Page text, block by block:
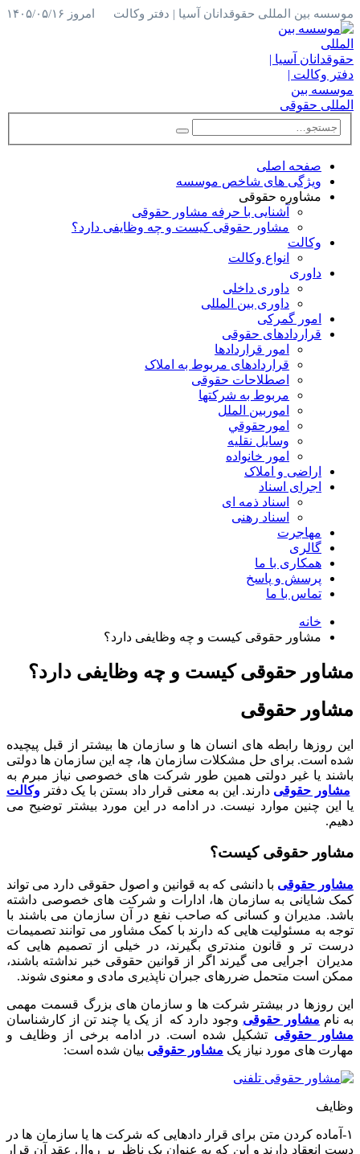
موسسه بین المللی حقوقدانان آسیا | دفتر وکالت امروز ۱۴۰۵/۰۵/۱۶
صفحه اصلی
ویژگی های شاخص موسسه
مشاوره حقوقی
آشنایی با حرفه مشاور حقوقی
مشاور حقوقی کیست و چه وظایفی دارد؟
وکالت
انواع وکالت
داوری
داوری داخلی
داوری بین المللی
امور گمرکی
قراردادهای حقوقی
امور قراردادها
قراردادهای مربوط به املاک
اصطلاحات حقوقی
مربوط به شرکتها
اموربین الملل
امورحقوقي
وسایل نقلیه
امور خانواده
اراضی و املاک
اجرای اسناد
اسناد ذمه ای
اسناد رهنی
مهاجرت
گالری
همکاری با ما
پرسش و پاسخ
تماس با ما
خانه
مشاور حقوقی کیست و چه وظایفی دارد؟
مشاور حقوقی کیست و چه وظایفی دارد؟
مشاور حقوقی
این روزها رابطه های انسان ها و سازمان ها بیشتر از قبل پیچیده
شده است. برای حل مشکلات سازمان ها، چه این سازمان ها دولتی
باشند یا غیر دولتی همین طور شرکت های خصوصی نیاز مبرم به
مشاور حقوقی دارند. این به معنی قرار داد بستن با یک دفتر وکالت
یا این چنین موارد نیست. در ادامه در این مورد بیشتر توضیح می
دهیم.
مشاور حقوقی کیست؟
مشاور حقوقی با دانشی که به قوانین و اصول حقوقی دارد می تواند
کمک شایانی به سازمان ها، ادارات و شرکت های خصوصی داشته
باشد. مدیران و کسانی که صاحب نفع در آن سازمان می باشند با
توجه به مسئولیت هایی که دارند با کمک مشاور می توانند تصمیمات
درست تر و قانون مندتری بگیرند، در خیلی از تصمیم هایی که
مدیران اجرایی می گیرند اگر از قوانین حقوقی خبر نداشته باشند،
ممکن است متحمل ضررهای جبران ناپذیری مادی و معنوی شوند.
این روزها در بیشتر شرکت ها و سازمان های بزرگ قسمت مهمی
به نام مشاور حقوقی وجود دارد که از یک یا چند تن از کارشناسان
مشاور حقوقی تشکیل شده است. در ادامه برخی از وظایف و
مهارت های مورد نیاز یک مشاور حقوقی بیان شده است:
وظایف
۱-آماده کردن متن برای قرار دادهایی که شرکت ها یا سازمان ها در
دست انعقاد دارند و این که به عنوان یک ناظر بر روال عقد آن قرار